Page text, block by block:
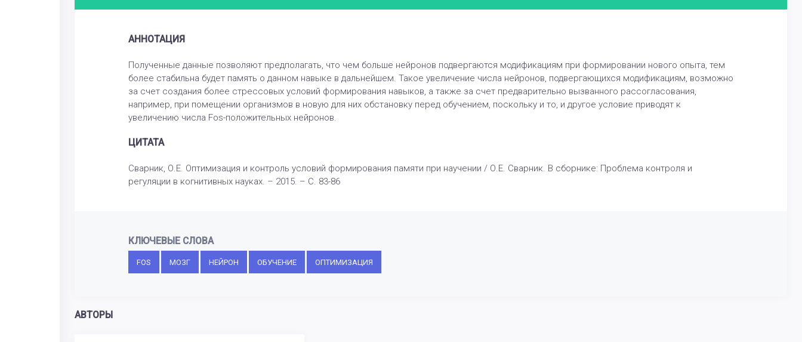
АННОТАЦИЯ
Полученные данные позволяют предполагать, что чем больше нейронов подвергаются модификациям при формировании нового опыта, тем
более стабильна будет память о данном навыке в дальнейшем. Такое увеличение числа нейронов, подвергающихся модификациям, возможно
за счет создания более стрессовых условий формирования навыков, а также за счет предварительно вызванного рассогласования,
например, при помещении организмов в новую для них обстановку перед обучением, поскольку и то, и другое условие приводят к
увеличению числа Fos-положительных нейронов.
ЦИТАТА
Сварник, О.Е. Оптимизация и контроль условий формирования памяти при научении / О.Е. Сварник. В сборнике: Проблема контроля и
регуляции в когнитивных науках. – 2015. – С. 83-86
КЛЮЧЕВЫЕ СЛОВА
FOS МОЗГ НЕЙРОН ОБУЧЕНИЕ ОПТИМИЗАЦИЯ
АВТОРЫ